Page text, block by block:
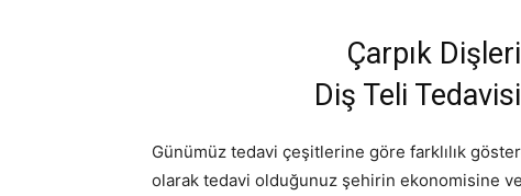
Çarpık
Diş Teli
Günümüz tedavi çeşitlerine göre farklılık
olarak tedavi olduğunuz şehirin ekonomisine